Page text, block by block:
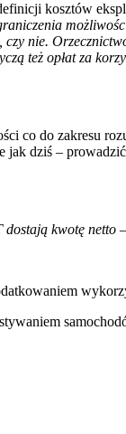
kosztów
nie.
też opłat za
co do zakresu
dziś –
kwotę netto –